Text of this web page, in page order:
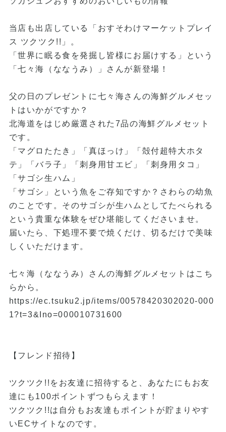
当店も出店している「おすそわけマーケットプレイ
ス ツクツク!!」。
「世界に眠る食を発掘し皆様にお届けする」という
「七々海（ななうみ）」さんが新登場！
父の日のプレゼントに七々海さんの海鮮グルメセッ
トはいかがですか？
北海道をはじめ厳選された7品の海鮮グルメセット
です。
「マグロたたき」「真ほっけ」「殻付超特大ホタ
テ」「バラ子」「刺身用甘エビ」「刺身用タコ」
「サゴシ生ハム」
「サゴシ」という魚をご存知ですか？さわらの幼魚
のことです。そのサゴシが生ハムとしてたべられる
という貴重な体験をぜひ堪能してくださいませ。
届いたら、下処理不要で焼くだけ、切るだけで美味
しくいただけます。
七々海（ななうみ）さんの海鮮グルメセットはこち
らから。
https://ec.tsuku2.jp/items/00578420302020-000
1?t=3&Ino=000010731600
【フレンド招待】
ツクツク!!をお友達に招待すると、あなたにもお友
達にも100ポイントずつもらえます！
ツクツク!!は自分もお友達もポイントが貯まりやす
いECサイトなのです。